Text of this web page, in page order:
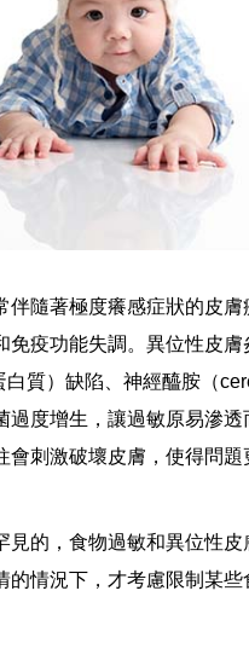
隨著極度癢感症狀的皮
疫功能失調。 異位性皮膚
白質）缺陷、神經醯胺（
度增生，讓過敏原易滲
刺激破壞皮膚，使得問題
的，食物過敏和異位性
情況下，才考慮限制某些